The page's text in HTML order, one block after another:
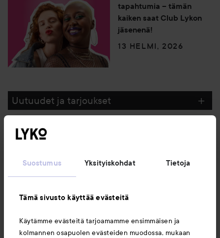
Suostumus Yksityiskohdat Tietoja
Tämä sivusto käyttää evästeitä
Käytämme evästeitä tarjoamamme ensimmäisen ja
kolmannen osapuolen evästeiden muodossa, mukaan
tapahtumia – tämän
kaiken saat Club Lykon
jäsenenä!
13 HELMI, 2026
Uutuudet ja tarjoukset
Seuraa meitä
Asiakaspalvelu
Tietoja